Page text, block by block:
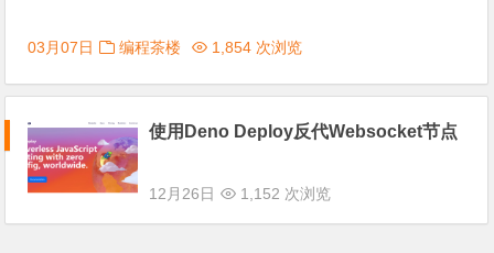
03月07日 编程茶楼 1,854 次浏览
使用Deno Deploy反代Websocket节点
12月26日 1,152 次浏览